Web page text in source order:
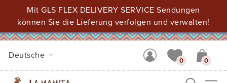
Mit GLS FLEX DELIVERY SERVICE Sendungen
können Sie die Lieferung verfolgen und verwalten!
Deutsche
0 0